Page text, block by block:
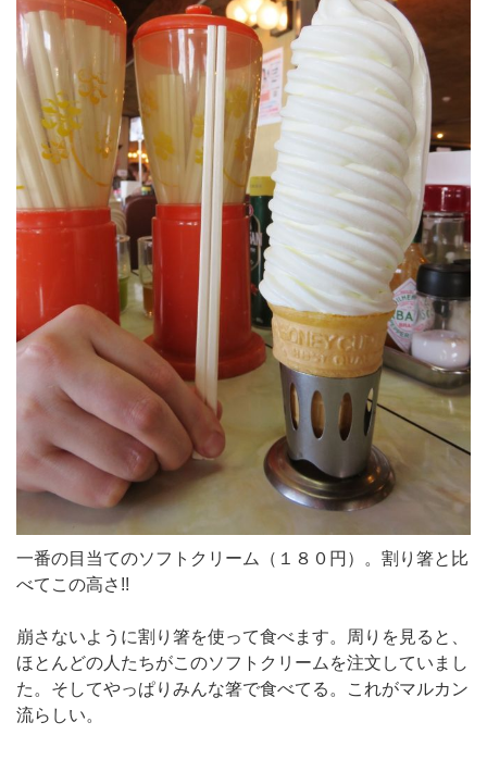
一番の目当てのソフトクリーム（１８０円）。割り箸と比
べてこの高さ!!
崩さないように割り箸を使って食べます。周りを見ると、
ほとんどの人たちがこのソフトクリームを注文していまし
た。そしてやっぱりみんな箸で食べてる。これがマルカン
流らしい。